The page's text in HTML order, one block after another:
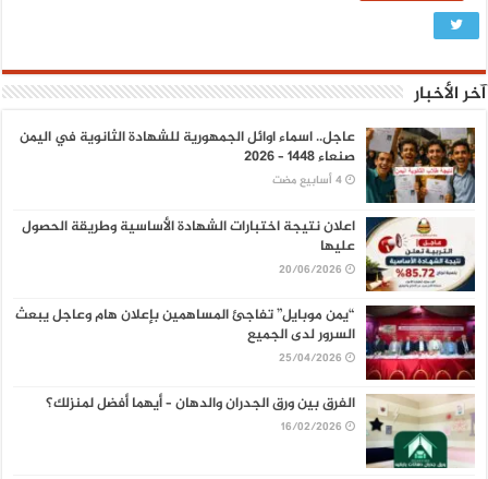
آخر الأخبار
عاجل.. اسماء اوائل الجمهورية للشهادة الثانوية في اليمن
صنعاء 1448 – 2026
اعلان نتيجة اختبارات الشهادة الأساسية وطريقة الحصول
عليها
20/06/2026
“يمن موبايل” تفاجئ المساهمين بإعلان هام وعاجل يبعث
السرور لدى الجميع
25/04/2026
الفرق بين ورق الجدران والدهان – أيهما أفضل لمنزلك؟
16/02/2026